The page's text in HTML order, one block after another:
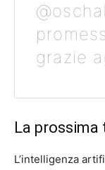
grazie
La prossima
L’intelligenza